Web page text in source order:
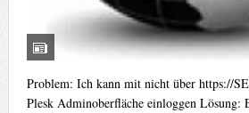
Problem: Ich kann mit nicht über https://
Plesk Adminoberfläche einloggen Lösung: